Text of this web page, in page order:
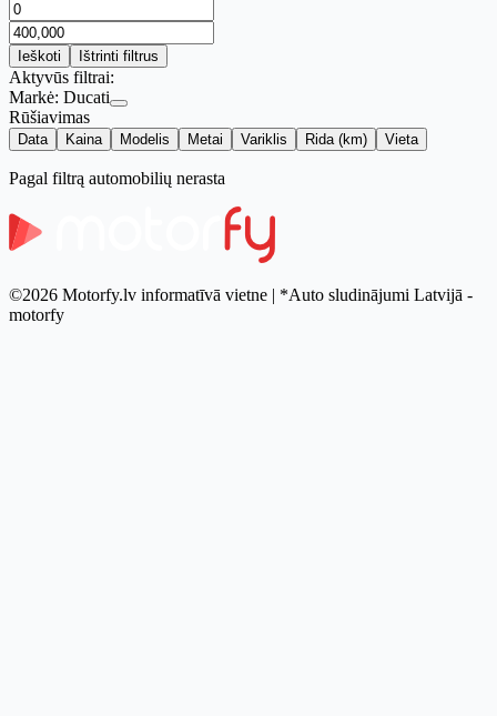
Ieškoti Ištrinti filtrus
Aktyvūs filtrai:
Markė: Ducati
Rūšiavimas
Data Kaina Modelis Metai Variklis Rida (km) Vieta
Pagal filtrą automobilių nerasta
©2026 Motorfy.lv informatīvā vietne | *Auto sludinājumi Latvijā -
motorfy